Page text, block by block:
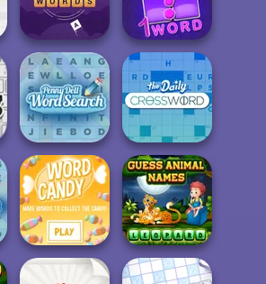
Wander Words Easy Crossword
Word Scramble 4 Pics 1 Word
Penny Dell Word
Search
Daily Crossword